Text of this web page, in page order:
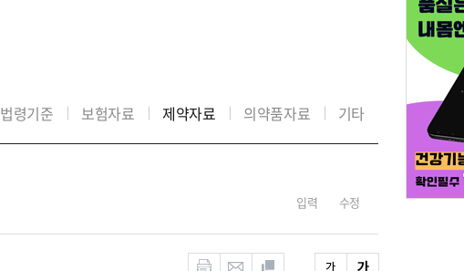
법령기준 보험자료 제약자료 의약품자료 기타
입력
수정